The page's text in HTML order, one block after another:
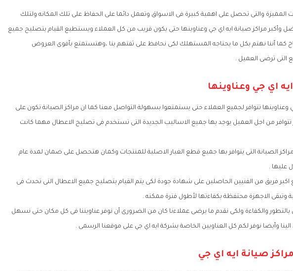
المميزة والتى تحصل على اهمية كبيرة فى الاسواق وتعمل دائما على الحفاظ على تلك المكانه ولتلك
وأكبر مراكز صيانة ايه اي جي وعناوينها حتى يكون قريب من كل العملاء ويستطيع القيام بتصليح جميع
كما أننا نهتم بكل ما يحتاجه المستهلك لكى نحافظ على ثقتهم بنا ،وهتستمتع بأقوى العروض
التى ترضى العميل .
اي جي وعناوينها
وعناوينها تتوافر لجميع العملاء حتى يستمتعوا بسهولة التواصل معنا كما ان مراكز الصيانة تكون على
من اجل العميل يوجد بها جميع الاساليب الجديدة التى تستخدم فى تصليح الاعطال مهما كانت
الصيانة التى يتوافر بها جميع قطع الغيار الاصلية للمنتجات وكمان هتحصل على ضمان لمدة عام
عليها .
فريق من الفنيين الحاصلين على شهادة جودة لكى يتم القيام بتصليح جميع الاعطال التى تحدث فى
وتبقى الاجهزة محتفظة بكفاءتها لأطول فترة ممكنه .
بالتطور والكفاءة ولكى نقدم ما يرضى عملاءنا كان من الضرورى أن نوفر عناويننا فى كل مكان حتى نسهل
وأيضا نوفر لكم كل العناويين الخاصة بشركة ايه اي جي على موقعنا الرسمى .
صيانة ايه اي جي